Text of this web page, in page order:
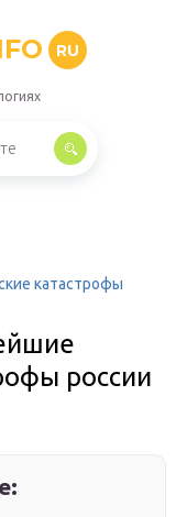
RU
катастрофы
россии